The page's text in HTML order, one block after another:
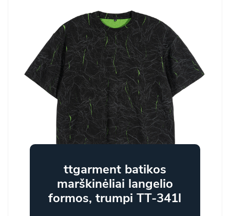
ttgarment batikos
marškinėliai langelio
formos, trumpi TT-341l